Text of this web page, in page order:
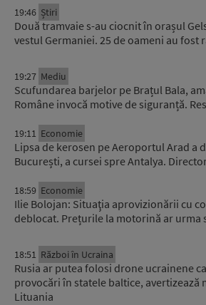
19:46 Știri
Două tramvaie s-au ciocnit în orașul
vestul Germaniei. 25 de oameni au
19:27 Mediu
Scufundarea barjelor pe Brațul Bala,
Române invocă motive de siguranță.
19:11 Economie
Lipsa de kerosen pe Aeroportul Arad a
București, a cursei spre Antalya.
18:59 Economie
Ilie Bolojan: Situaţia aprovizionării cu
deblocat. Prețurile la motorină ar urma
18:51 Război în Ucraina
Rusia ar putea folosi drone ucrainene
provocări în statele baltice,
Lituania